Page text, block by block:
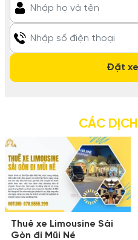
CÁC
Thuê xe Limousine Sài
Gòn đi Mũi Né